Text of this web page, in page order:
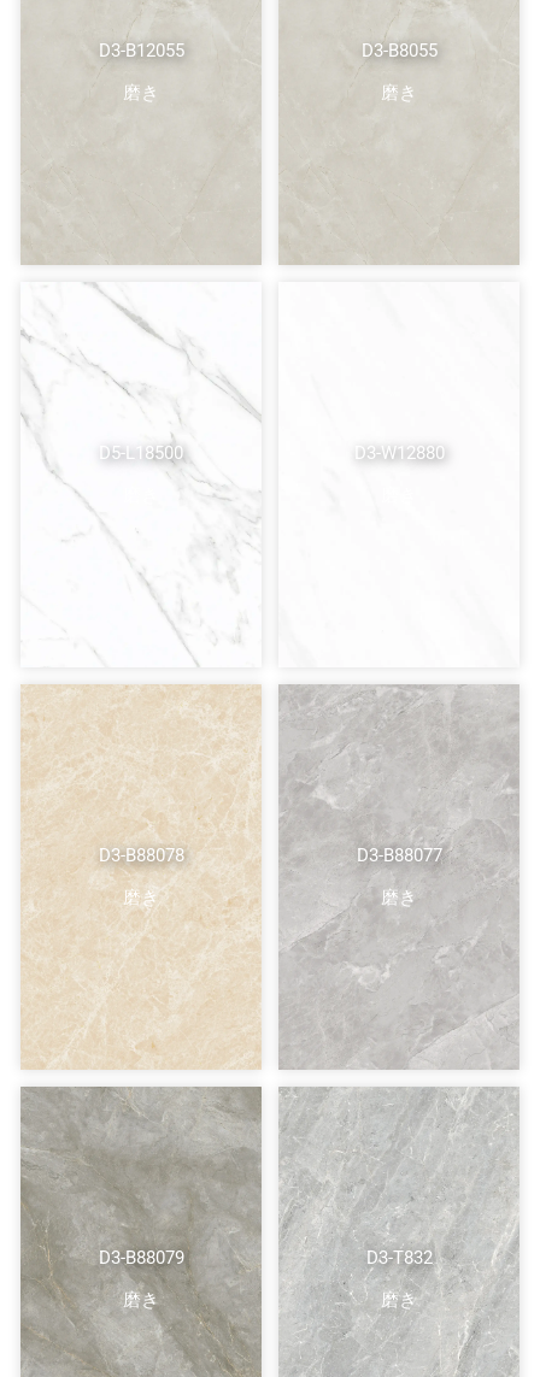
D3-B12055
磨き
D3-B8055
磨き
D5-L18500
D3-W12880
D3-B88078
磨き
D3-B88077
磨き
D3-B88079
磨き
D3-T832
磨き